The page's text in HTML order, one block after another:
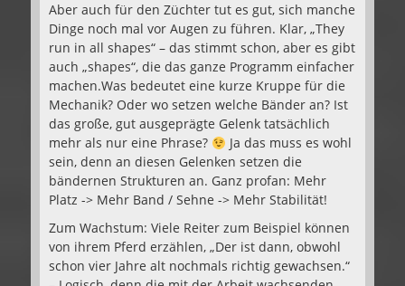
Aber auch für den Züchter tut es gut, sich manche
Dinge noch mal vor Augen zu führen. Klar, „They
run in all shapes“ – das stimmt schon, aber es gibt
auch „shapes“, die das ganze Programm einfacher
machen.Was bedeutet eine kurze Kruppe für die
Mechanik? Oder wo setzen welche Bänder an? Ist
das große, gut ausgeprägte Gelenk tatsächlich
mehr als nur eine Phrase?
Ja das muss es wohl
sein, denn an diesen Gelenken setzen die
bändernen Strukturen an. Ganz profan: Mehr
Platz -> Mehr Band / Sehne -> Mehr Stabilität!
Zum Wachstum: Viele Reiter zum Beispiel können
von ihrem Pferd erzählen, „Der ist dann, obwohl
schon vier Jahre alt nochmals richtig gewachsen.“